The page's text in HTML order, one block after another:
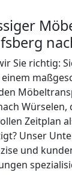
Sie richtig:
einem
Zeitplan
Unser
und